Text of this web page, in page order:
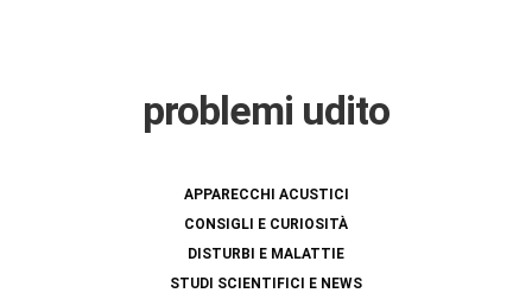
problemi udito
APPARECCHI ACUSTICI
CONSIGLI E CURIOSITÀ
DISTURBI E MALATTIE
STUDI SCIENTIFICI E NEWS